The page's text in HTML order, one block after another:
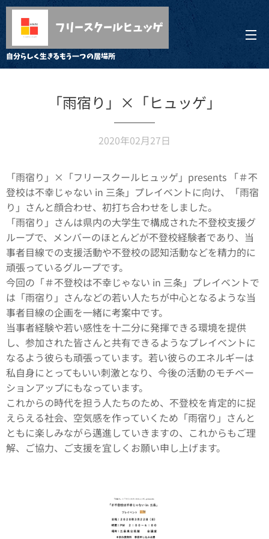
フリースクールヒュッゲ
自分らしく生きるもう一つの居場所
「雨宿り」×「ヒュッゲ」
2020年02月27日
「雨宿り」×「フリースクールヒュッゲ」presents 「＃不
登校は不幸じゃない in 三条」プレイベントに向け、「雨宿
り」さんと顔合わせ、初打ち合わせをしました。
「雨宿り」さんは県内の大学生で構成された不登校支援グ
ループで、メンバーのほとんどが不登校経験者であり、当
事者目線での支援活動や不登校の認知活動などを精力的に
頑張っているグループです。
今回の「＃不登校は不幸じゃない in 三条」プレイベントで
は「雨宿り」さんなどの若い人たちが中心となるような当
事者目線の企画を一緒に考案中です。
当事者経験や若い感性を十二分に発揮できる環境を提供
し、参加された皆さんと共有できるようなプレイベントに
なるよう彼らも頑張っています。若い彼らのエネルギーは
私自身にとってもいい刺激となり、今後の活動のモチベー
ションアップにもなっています。
これからの時代を担う人たちのため、不登校を肯定的に捉
えらえる社会、空気感を作っていくため「雨宿り」さんと
ともに楽しみながら邁進していきますの、これからもご理
解、ご協力、ご支援を宜しくお願い申し上げます。